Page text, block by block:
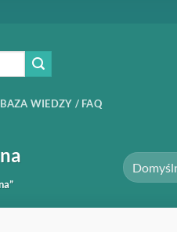
BAZA WIEDZY / FAQ